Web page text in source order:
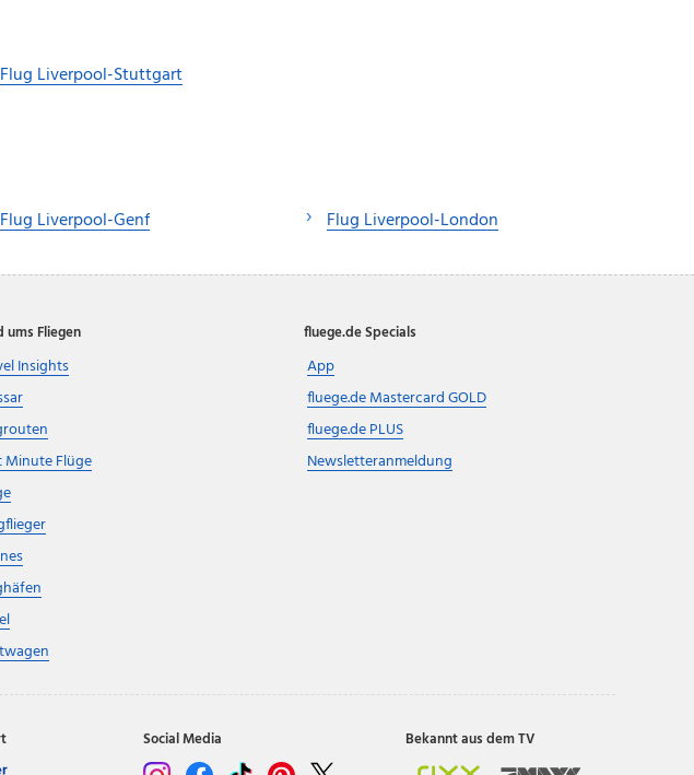
Flug Liverpool-Stuttgart
Flug Liverpool-Genf Flug Liverpool-London